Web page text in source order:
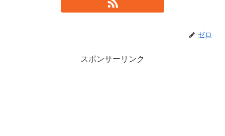
ゼロ
スポンサーリンク